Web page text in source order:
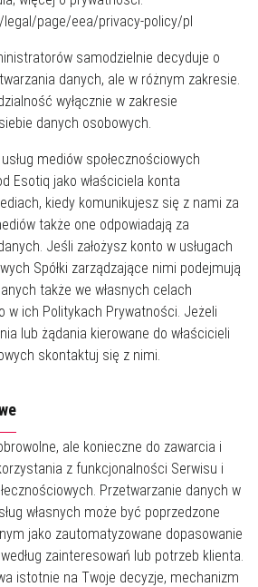
page/eea/privacy-policy/pl
samodzielnie decyduje o
danych, ale w różnym zakresie.
wyłącznie w zakresie
danych osobowych.
mediów społecznościowych
Esotiq jako właściciela konta
kiedy komunikujesz się z nami za
także one odpowiadają za
Jeśli założysz konto w usługach
Spółki zarządzające nimi podejmują
także we własnych celach
w ich Politykach Prywatności. Jeżeli
lub żądania kierowane do właścicieli
skontaktuj się z nimi.
ale konieczne do zawarcia i
z funkcjonalności Serwisu i
Przetwarzanie danych w
własnych może być poprzedzone
jako zautomatyzowane dopasowanie
zainteresowań lub potrzeb klienta.
istotnie na Twoje decyzje, mechanizm